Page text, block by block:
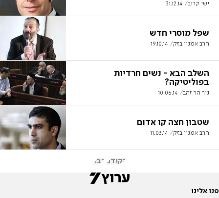
ישי קרוב 31.12.14
שפל מוסרי חדש
הרב אמנון בזק 19.10.14
השלב הבא - נשים חרדיות
בפוליטיקה?
ניר הר זהב 10.06.14
שטבון חצה קו אדום
הרב אמנון בזק 11.03.14
הקודם הבא
פנו אלינו